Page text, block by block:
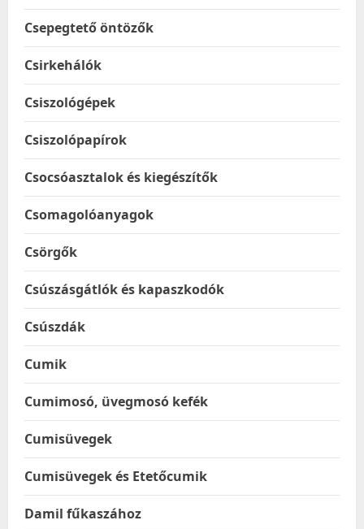
Csepegtető öntözők
Csirkehálók
Csiszológépek
Csiszolópapírok
Csocsóasztalok és kiegészítők
Csomagolóanyagok
Csörgők
Csúszásgátlók és kapaszkodók
Csúszdák
Cumik
Cumimosó, üvegmosó kefék
Cumisüvegek
Cumisüvegek és Etetőcumik
Damil fűkaszához